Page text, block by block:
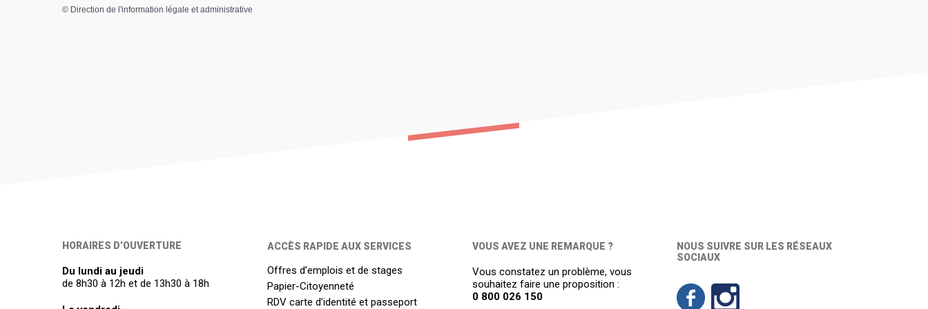
© Direction de l'information légale et administrative
HORAIRES D’OUVERTURE
Du lundi au jeudi
de 8h30 à 12h et de 13h30 à 18h
ACCÈS RAPIDE AUX SERVICES
Offres d’emplois et de stages
Papier-Citoyenneté
RDV carte d’identité et passeport
VOUS AVEZ UNE REMARQUE ?
Vous constatez un problème, vous
souhaitez faire une proposition :
0 800 026 150
NOUS SUIVRE SUR LES RÉSEAUX
SOCIAUX